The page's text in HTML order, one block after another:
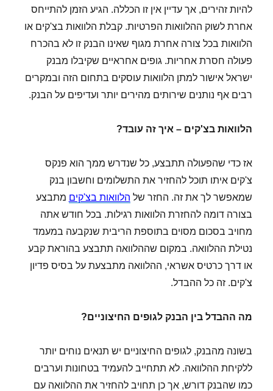
להיות זהירים, אך עדיין אין זו הכללה. הגיע הזמן להתייחס
אחרת לשוק ההלוואות הפרטיות. קבלת הלוואות בצ'קים או
הלוואות בכל צורה אחרת מגוף שאינו הבנק זו לא בהכרח
פעולה חסרת אחריות. גופים אחראיים שקיבלו מבנק
ישראל אישור למתן הלוואות עוסקים בתחום הזה ובמקרים
רבים אף נותנים שירותים מהירים יותר ועדיפים על הבנק.
הלוואות בצ'קים – איך זה עובד?
אז כדי שהפעולה תתבצע, כל שנדרש ממך הוא פנקס
צ'קים איתו תוכל להחזיר את התשלומים וחשבון בנק
שמאפשר לך את זה. החזר של הלוואות בצ'קים מתבצע
בצורה דומה להחזרת הלוואות רגילות. בכל חודש אתה
מחויב בסכום מסוים בתוספת הריבית שנקבעה במעמד
נטילת ההלוואה. במקום שההלוואה תתבצע בהוראת קבע
או דרך כרטיס אשראי, ההלוואה מתבצעת על בסיס פדיון
צ'קים. זה כל ההבדל.
מה ההבדל בין הבנק לגופים החיצוניים?
בשונה מהבנק, לגופים החיצוניים יש תנאים נוחים יותר
ללקיחת ההלוואה. לא תתחייב להעמיד בטחונות וערבים
כמו שהבנק דורש, אך כן תחויב להחזיר את ההלוואה עם